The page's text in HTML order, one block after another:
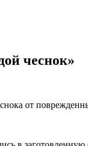
чеснок»
от